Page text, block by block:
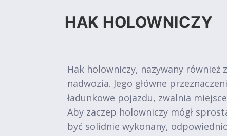
HAK HOLOWNICZY
Hak holowniczy, nazywany
nadwozia. Jego główne
ładunkowe pojazdu, zwalnia
Aby zaczep holowniczy mógł
być solidnie wykonany,